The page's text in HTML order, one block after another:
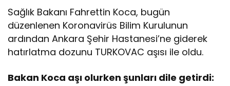
Sağlık Bakanı Fahrettin Koca, bugün
düzenlenen Koronavirüs Bilim Kurulunun
ardından Ankara Şehir Hastanesi’ne giderek
hatırlatma dozunu TURKOVAC aşısı ile oldu.
Bakan Koca aşı olurken şunları dile getirdi: